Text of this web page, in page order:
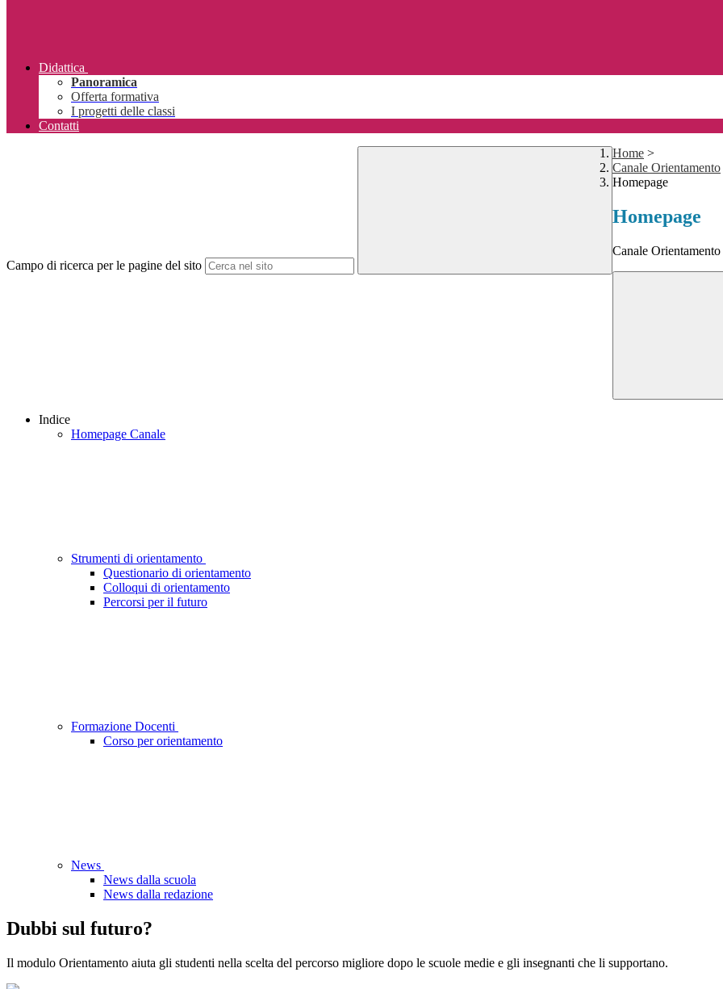
Didattica
Panoramica
Offerta formativa
I progetti delle classi
Contatti
Campo di ricerca per le pagine del sito
Home >
Canale Orientamento
Homepage
Homepage
Canale Orientamento
Indice
Homepage Canale
Strumenti di orientamento
Questionario di orientamento
Colloqui di orientamento
Percorsi per il futuro
Formazione Docenti
Corso per orientamento
News
News dalla scuola
News dalla redazione
Dubbi sul futuro?
Il modulo Orientamento aiuta gli studenti nella scelta del percorso migliore dopo le scuole medie e gli insegnanti che li supportano.